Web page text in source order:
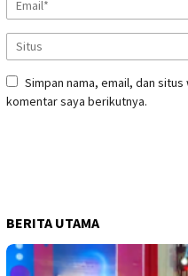
Simpan nama, email, dan
komentar saya berikutnya.
BERITA UTAMA